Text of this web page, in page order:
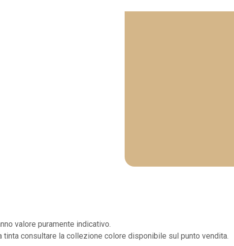
valore puramente indicativo.
consultare la collezione colore disponibile sul punto vendita.